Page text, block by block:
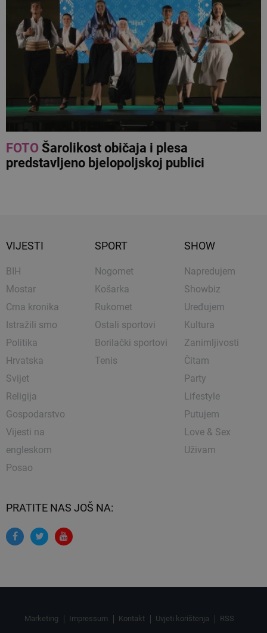
FOTOŠarolikost običaja i plesa
predstavljeno bjelopoljskoj publici
VIJESTI
BIH
Mostar
Crna kronika
Istražili smo
Politika
Hrvatska
Svijet
Religija
Gospodarstvo
Vijesti na
engleskom
Posao
SPORT
Nogomet
Košarka
Rukomet
Ostali sportovi
Borilački sportovi
Tenis
SHOW
Napredujem
Showbiz
Uređujem
Kultura
Zanimljivosti
Čitam
Party
Lifestyle
Putujem
Love & Sex
Uživam
PRATITE NAS JOŠ NA:
Marketing Impressum Kontakt Uvjeti korištenja RSS